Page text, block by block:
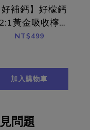
好補鈣】好檬鈣
黃金吸收檸檬
酸鈣 含雪印
NT$499
加入購物車
問題